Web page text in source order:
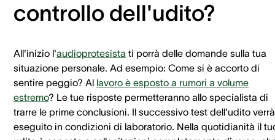
controllo dell'udito?
All'inizio l'audioprotesista ti porrà delle domande sulla tua
situazione personale. Ad esempio: Come si è accorto di
sentire peggio? Al lavoro è esposto a rumori a volume
estremo? Le tue risposte permetteranno allo specialista di
trarre le prime conclusioni. Il successivo test dell'udito verrà
eseguito in condizioni di laboratorio. Nella quotidianità il